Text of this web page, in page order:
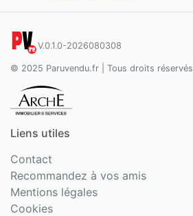
V.0.1.0-2026080308
© 2025 Paruvendu.fr | Tous droits réservés
Liens utiles
Contact
Recommandez à vos amis
Mentions légales
Cookies